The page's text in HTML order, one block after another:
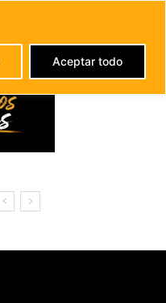
Aceptar todo